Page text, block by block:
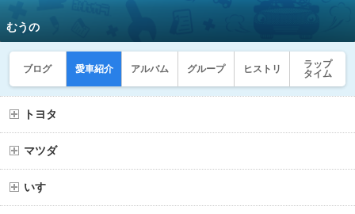
むうの
ブログ 愛車紹介 アルバム グループ ヒストリ
ラップ
タイム
トヨタ
マツダ
いすゞ